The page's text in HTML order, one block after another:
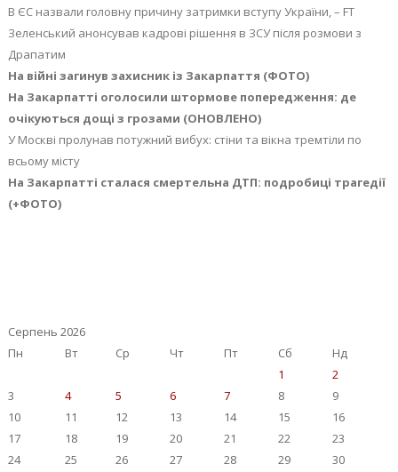
В ЄС назвали головну причину затримки вступу України, – FT
Зеленський анонсував кадрові рішення в ЗСУ після розмови з
Драпатим
На війні загинув захисник із Закарпаття (ФОТО)
На Закарпатті оголосили штормове попередження: де
очікуються дощі з грозами (ОНОВЛЕНО)
У Москві пролунав потужний вибух: стіни та вікна тремтіли по
всьому місту
На Закарпатті сталася смертельна ДТП: подробиці трагедії
(+ФОТО)
Серпень 2026
Пн
Вт Ср Чт Пт Сб
Нд
1
2
3
4 5 6 7 8
9
10
11 12 13 14 15
16
17
18 19 20 21 22
23
24
25 26 27 28 29
30